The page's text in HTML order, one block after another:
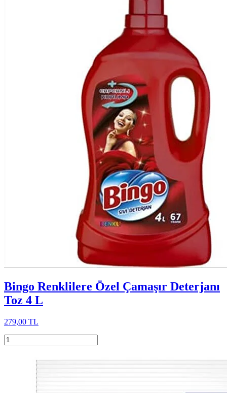
Bingo Renklilere Özel Çamaşır Deterjanı
Toz 4 L
279,00 TL